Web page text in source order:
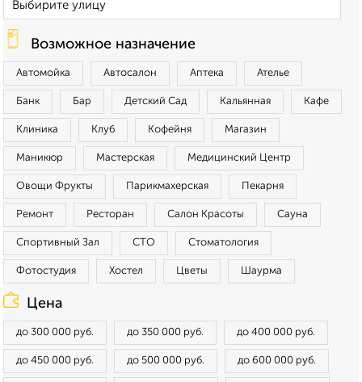
Возможное назначение
Автомойка Автосалон Аптека Ателье
Банк Бар Детский Сад Кальянная Кафе
Клиника Клуб Кофейня Магазин
Маникюр Мастерская Медицинский Центр
Овощи Фрукты Парикмахерская Пекарня
Ремонт Ресторан Салон Красоты Сауна
Спортивный Зал СТО Стоматология
Фотостудия Хостел Цветы Шаурма
Цена
до 300 000 руб. до 350 000 руб. до 400 000 руб.
до 450 000 руб. до 500 000 руб. до 600 000 руб.